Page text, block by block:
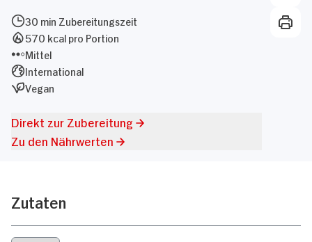
30 min Zubereitungszeit
570 kcal pro Portion
Mittel
International
Vegan
Direkt zur Zubereitung
Zu den Nährwerten
Zutaten